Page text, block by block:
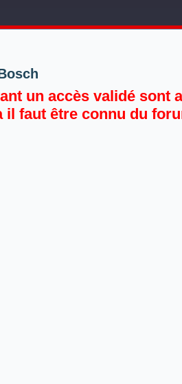
un accès validé sont
il faut être connu du